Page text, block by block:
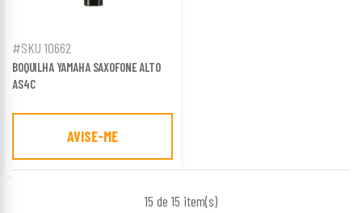
#SKU 10662
BOQUILHA YAMAHA SAXOFONE ALTO
AS4C
AVISE-ME
15 de 15 item(s)